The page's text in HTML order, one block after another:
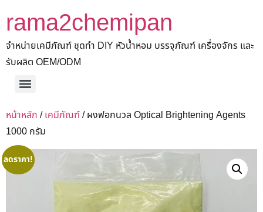
rama2chemipan
จำหน่ายเคมีภัณฑ์ ชุดทำ DIY หัวน้ำหอม บรรจุภัณฑ์ เครื่องจักร และ
รับผลิต OEM/ODM
หน้าหลัก /เคมีภัณฑ์/ ผงฟอกนวล Optical Brightening Agents
1000 กรัม
ลดราคา!